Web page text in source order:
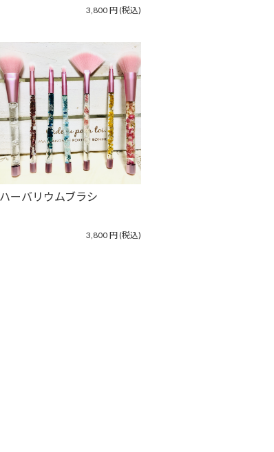
3,800 円(税込)
ハーバリウムブラシ
3,800 円(税込)